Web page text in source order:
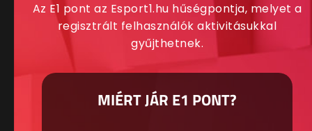
Az E1 pont az Esport1.hu hűségpontja, melyet a
regisztrált felhasználók aktivitásukkal
gyűjthetnek.
MIÉRT JÁR E1 PONT?